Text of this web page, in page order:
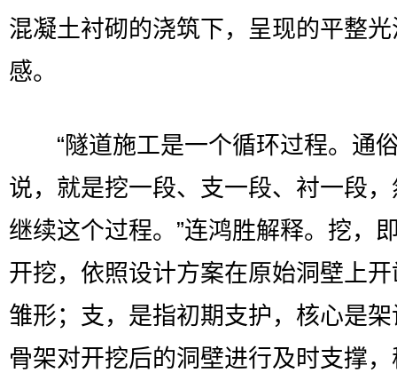
混凝土衬砌的浇筑下，呈现的平整
感。
“隧道施工是一个循环过程。通
说，就是挖一段、支一段、衬一段
继续这个过程。”连鸿胜解释。挖，
开挖，依照设计方案在原始洞壁上
雏形；支，是指初期支护，核心是
骨架对开挖后的洞壁进行及时支撑